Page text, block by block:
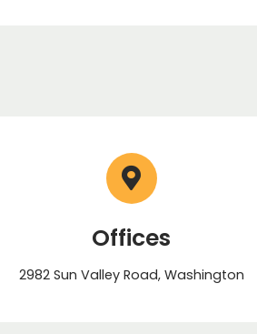
Offices
2982 Sun Valley Road, Washington